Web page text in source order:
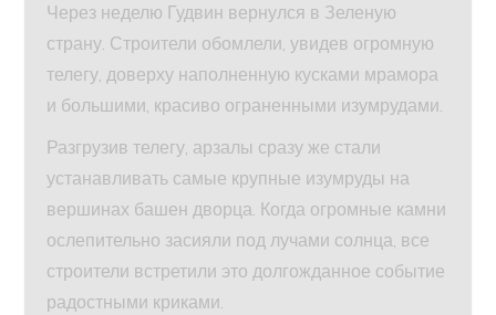
Через неделю Гудвин вернулся в Зеленую
страну. Строители обомлели, увидев огромную
телегу, доверху наполненную кусками мрамора
и большими, красиво ограненными изумрудами.
Разгрузив телегу, арзалы сразу же стали
устанавливать самые крупные изумруды на
вершинах башен дворца. Когда огромные камни
ослепительно засияли под лучами солнца, все
строители встретили это долгожданное событие
радостными криками.